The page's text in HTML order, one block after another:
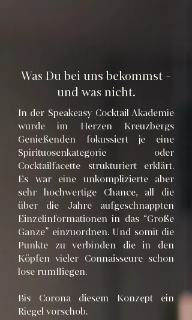
Was Du bei uns bekommst -
und was nicht.
​In der Speakeasy Cocktail Akademie
wurde im Herzen Kreuzbergs
Genießenden fokussiert je eine
Spirituosenkategorie oder
Cocktailfacette strukturiert erklärt.
Es war eine unkomplizierte aber
sehr hochwertige Chance, all die
über die Jahre aufgeschnappten
Einzelinformationen in das “Große
Ganze” einzuordnen. Und somit die
Punkte zu verbinden die in den
Köpfen vieler Connaisseure schon
lose rumfliegen.
Bis Corona diesem Konzept ein
Riegel vorschob.